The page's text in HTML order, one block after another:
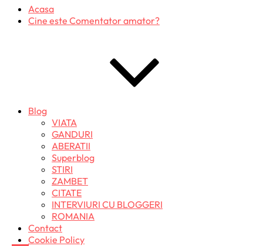
Acasa
Cine este Comentator amator?
Blog
VIATA
GANDURI
ABERATII
Superblog
STIRI
ZAMBET
CITATE
INTERVIURI CU BLOGGERI
ROMANIA
Contact
Cookie Policy